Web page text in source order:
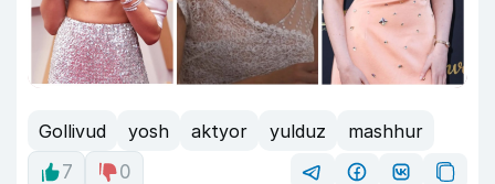
Gollivud yosh aktyor yulduz
mashhur
7
0